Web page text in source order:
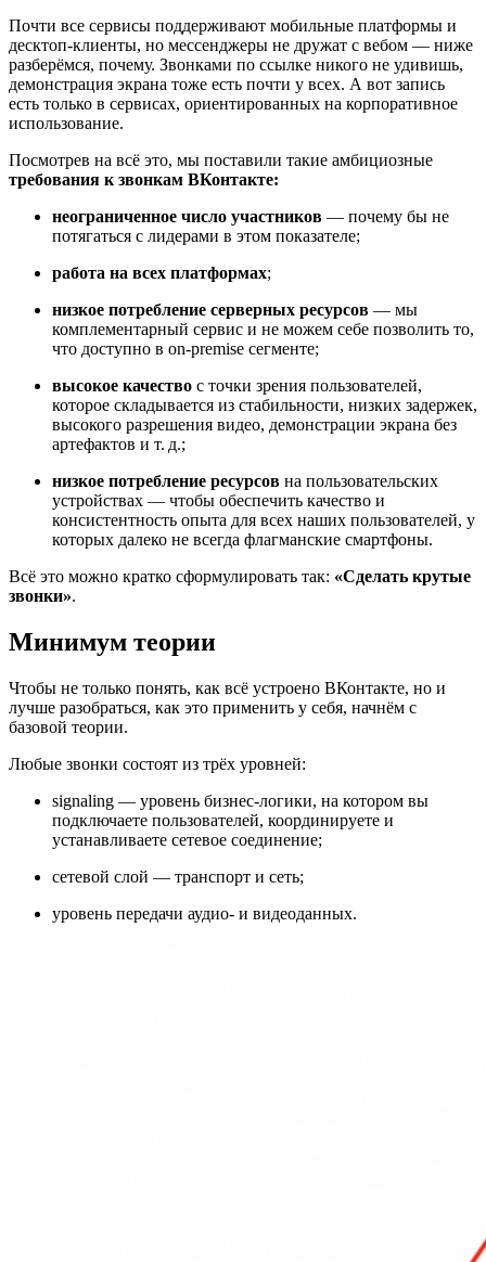
Почти все сервисы поддерживают мобильные платформы и
десктоп-клиенты, но мессенджеры не дружат с вебом — ниже
разберёмся, почему. Звонками по ссылке никого не удивишь,
демонстрация экрана тоже есть почти у всех. А вот запись
есть только в сервисах, ориентированных на корпоративное
использование.
Посмотрев на всё это, мы поставили такие амбициозные
требования к звонкам ВКонтакте:
неограниченное число участников — почему бы не
потягаться с лидерами в этом показателе;
работа на всех платформах;
низкое потребление серверных ресурсов — мы
комплементарный сервис и не можем себе позволить то,
что доступно в on-premise сегменте;
высокое качество с точки зрения пользователей,
которое складывается из стабильности, низких задержек,
высокого разрешения видео, демонстрации экрана без
артефактов и т. д.;
низкое потребление ресурсов на пользовательских
устройствах — чтобы обеспечить качество и
консистентность опыта для всех наших пользователей, у
которых далеко не всегда флагманские смартфоны.
Всё это можно кратко сформулировать так: «Сделать крутые
звонки».
Минимум теории
Чтобы не только понять, как всё устроено ВКонтакте, но и
лучше разобраться, как это применить у себя, начнём с
базовой теории.
Любые звонки состоят из трёх уровней:
signaling — уровень бизнес-логики, на котором вы
подключаете пользователей, координируете и
устанавливаете сетевое соединение;
сетевой слой — транспорт и сеть;
уровень передачи аудио- и видеоданных.